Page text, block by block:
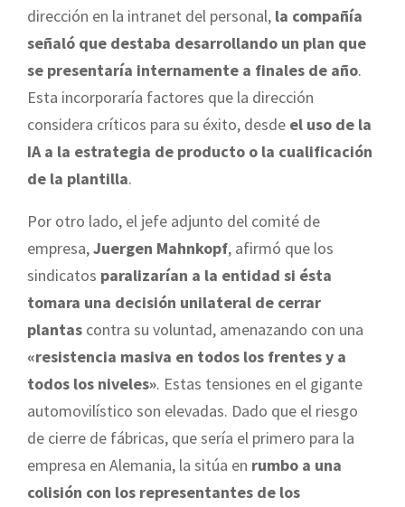
dirección en la intranet del personal, la compañía
señaló que destaba desarrollando un plan que
se presentaría internamente a finales de año.
Esta incorporaría factores que la dirección
considera críticos para su éxito, desde el uso de la
IA a la estrategia de producto o la cualificación
de la plantilla.
Por otro lado, el jefe adjunto del comité de
empresa,Juergen Mahnkopf, afirmó que los
sindicatos paralizarían a la entidad si ésta
tomara una decisión unilateral de cerrar
plantas contra su voluntad, amenazando con una
«resistencia masiva en todos los frentes y a
todos los niveles». Estas tensiones en el gigante
automovilístico son elevadas. Dado que el riesgo
de cierre de fábricas, que sería el primero para la
empresa en Alemania, la sitúa en rumbo a una
colisión con los representantes de los